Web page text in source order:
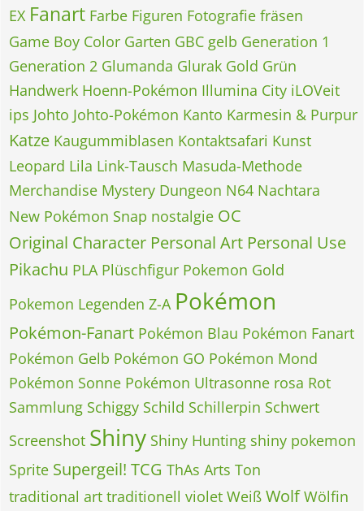
EX Fanart Farbe Figuren Fotografie fräsen
Game Boy Color Garten GBC gelb Generation 1
Generation 2 Glumanda Glurak Gold Grün
Handwerk Hoenn-Pokémon Illumina City iLOVeit
ips Johto Johto-Pokémon Kanto Karmesin & Purpur
Katze Kaugummiblasen Kontaktsafari Kunst
Leopard Lila Link-Tausch Masuda-Methode
Merchandise Mystery Dungeon N64 Nachtara
New Pokémon Snap nostalgie OC
Original Character Personal Art Personal Use
Pikachu PLA Plüschfigur Pokemon Gold
Pokemon Legenden Z-A Pokémon
Pokémon-Fanart Pokémon Blau Pokémon Fanart
Pokémon Gelb Pokémon GO Pokémon Mond
Pokémon Sonne Pokémon Ultrasonne rosa Rot
Sammlung Schiggy Schild Schillerpin Schwert
Screenshot Shiny Shiny Hunting shiny pokemon
Sprite Supergeil! TCG ThAs Arts Ton
traditional art traditionell violet Weiß Wolf Wölfin